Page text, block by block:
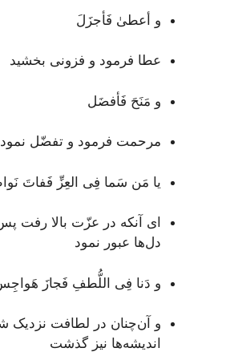
و أعطىٰ فَأجزَلَ
عطا فرمود و فزونی بخشید
و مَنَحَ فَأفضَل
مرحمت فرمود و تفضّل نمود
يا مَن سَما فِى العِزِّ فَفاتَ
ای آنکه در عزّت بالا رفت پس
دل‌ها عبور نمود
و دَنا فِى اللُّطفِ فَجازَ هَواجِسَ
و آن‌چنان در لطافت نزدیک
اندیشه‌ها نیز گذشت